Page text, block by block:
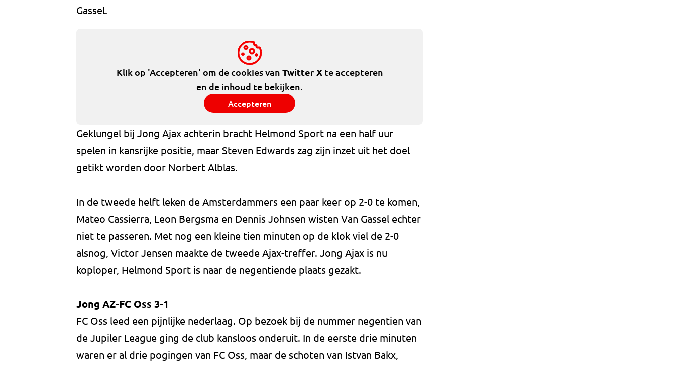
Gassel.
Klik op 'Accepteren' om de cookies van Twitter Xte accepteren
en de inhoud te bekijken.
Accepteren
Geklungel bij Jong Ajax achterin bracht Helmond Sport na een half uur
spelen in kansrijke positie, maar Steven Edwards zag zijn inzet uit het doel
getikt worden door Norbert Alblas.
In de tweede helft leken de Amsterdammers een paar keer op 2-0 te komen,
Mateo Cassierra, Leon Bergsma en Dennis Johnsen wisten Van Gassel echter
niet te passeren. Met nog een kleine tien minuten op de klok viel de 2-0
alsnog, Victor Jensen maakte de tweede Ajax-treffer. Jong Ajax is nu
koploper, Helmond Sport is naar de negentiende plaats gezakt.
Jong AZ-FC Oss 3-1
FC Oss leed een pijnlijke nederlaag. Op bezoek bij de nummer negentien van
de Jupiler League ging de club kansloos onderuit. In de eerste drie minuten
waren er al drie pogingen van FC Oss, maar de schoten van Istvan Bakx,